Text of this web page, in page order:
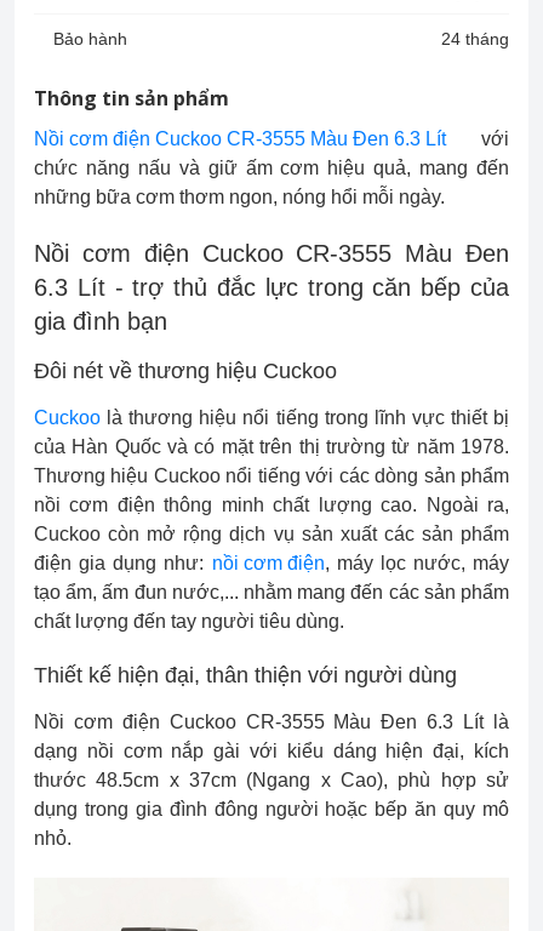
Bảo hành 24 tháng
Thông tin sản phẩm
Nồi cơm điện Cuckoo CR-3555 Màu Đen 6.3 Lítvới
chức năng nấu và giữ ấm cơm hiệu quả, mang đến
những bữa cơm thơm ngon, nóng hổi mỗi ngày.
Nồi cơm điện Cuckoo CR-3555 Màu Đen
6.3 Lít - trợ thủ đắc lực trong căn bếp của
gia đình bạn
Đôi nét về thương hiệu Cuckoo
Cuckoo là thương hiệu nổi tiếng trong lĩnh vực thiết bị
của Hàn Quốc và có mặt trên thị trường từ năm 1978.
Thương hiệu Cuckoo nổi tiếng với các dòng sản phẩm
nồi cơm điện thông minh chất lượng cao. Ngoài ra,
Cuckoo còn mở rộng dịch vụ sản xuất các sản phẩm
điện gia dụng như: nồi cơm điện, máy lọc nước, máy
tạo ẩm, ấm đun nước,... nhằm mang đến các sản phẩm
chất lượng đến tay người tiêu dùng.
Thiết kế hiện đại, thân thiện với người dùng
Nồi cơm điện Cuckoo CR-3555 Màu Đen 6.3 Lít là
dạng nồi cơm nắp gài với kiểu dáng hiện đại, kích
thước 48.5cm x 37cm (Ngang x Cao), phù hợp sử
dụng trong gia đình đông người hoặc bếp ăn quy mô
nhỏ.